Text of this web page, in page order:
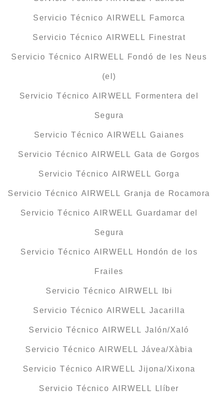
Servicio Técnico AIRWELL Famorca
Servicio Técnico AIRWELL Finestrat
Servicio Técnico AIRWELL Fondó de les Neus
(el)
Servicio Técnico AIRWELL Formentera del
Segura
Servicio Técnico AIRWELL Gaianes
Servicio Técnico AIRWELL Gata de Gorgos
Servicio Técnico AIRWELL Gorga
Servicio Técnico AIRWELL Granja de Rocamora
Servicio Técnico AIRWELL Guardamar del
Segura
Servicio Técnico AIRWELL Hondón de los
Frailes
Servicio Técnico AIRWELL Ibi
Servicio Técnico AIRWELL Jacarilla
Servicio Técnico AIRWELL Jalón/Xaló
Servicio Técnico AIRWELL Jávea/Xàbia
Servicio Técnico AIRWELL Jijona/Xixona
Servicio Técnico AIRWELL Llíber